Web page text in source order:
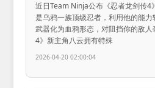
近日Team Ninja公布《忍者龙剑传4
是乌鸦一族顶级忍者，利用他的能
武器化为血鸦形态，对阻挡你的敌
4》新主角八云拥有特殊
2026-04-20 02:00:04